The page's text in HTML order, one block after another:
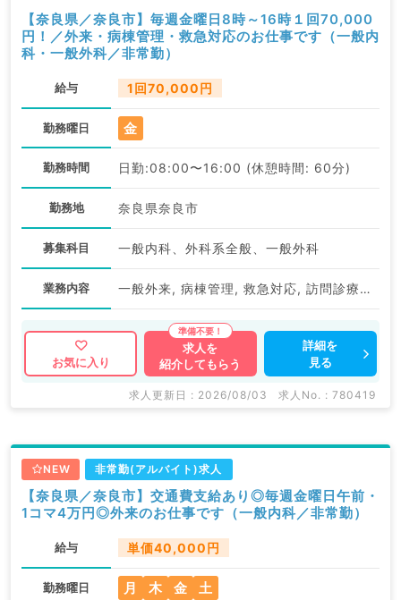
【奈良県／奈良市】毎週金曜日8時～16時１回70,000
円！／外来・病棟管理・救急対応のお仕事です（一般内
科・一般外科／非常勤）
給与 1回70,000円
勤務曜日 金
勤務時間 日勤:08:00〜16:00 (休憩時間: 60分)
勤務地 奈良県奈良市
募集科目 一般内科、外科系全般、一般外科
業務内容 一般外来, 病棟管理, 救急対応, 訪問診療（施設）
お気に入り
求人を
紹介してもらう
詳細を
見る
求人更新日 : 2026/08/03 求人No. : 780419
NEW 非常勤(アルバイト)求人
【奈良県／奈良市】交通費支給あり◎毎週金曜日午前・
1コマ4万円◎外来のお仕事です（一般内科／非常勤）
給与 単価40,000円
勤務曜日 月 木 金 土